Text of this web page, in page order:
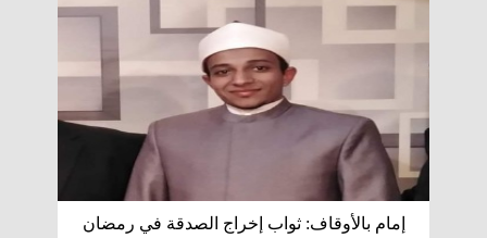
إمام بالأوقاف: ثواب إخراج الصدقة في رمضان